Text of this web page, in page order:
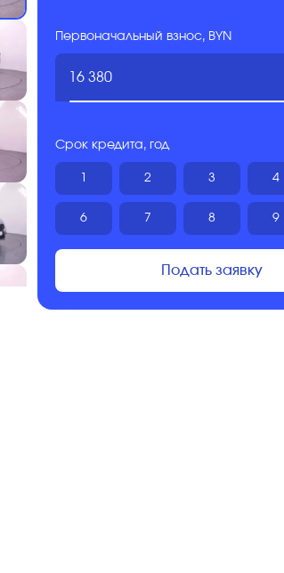
Первоначальный взнос, BYN
Срок кредита, год
2 3 4
6 7 8 9
Подать заявку